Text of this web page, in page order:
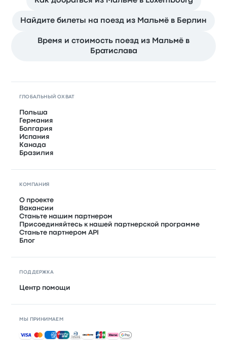
Найдите билеты на поезд из Мальмё в Берлин
Время и стоимость поезд из Мальмё в
Братислава
ГЛОБАЛЬНЫЙ ОХВАТ
Польша
Германия
Болгария
Испания
Канада
Бразилия
КОМПАНИЯ
О проекте
Вакансии
Станьте нашим партнером
Присоединяйтесь к нашей партнерской программе
Станьте партнером API
Блог
ПОДДЕРЖКА
Центр помощи
МЫ ПРИНИМАЕМ
Принимаемые способы оплаты